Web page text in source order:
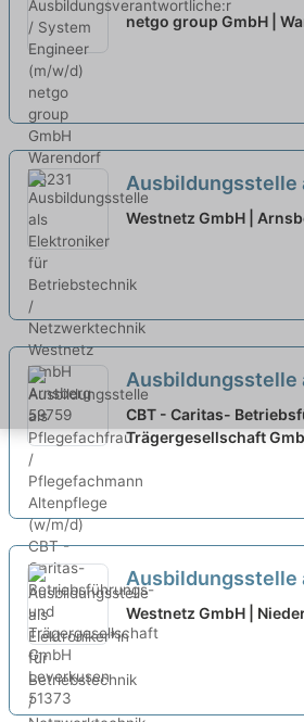
System Engineer
netgo group GmbH |
Ausbildungsstelle
für
Westnetz GmbH |
Ausbildungsstelle
Pflegefachfrau /
Altenpflege (w/
CBT - Caritas-
Trägergesellschaft
Ausbildungsstelle
Elektroniker*in für
/ Netzwerktechnik
Westnetz GmbH |